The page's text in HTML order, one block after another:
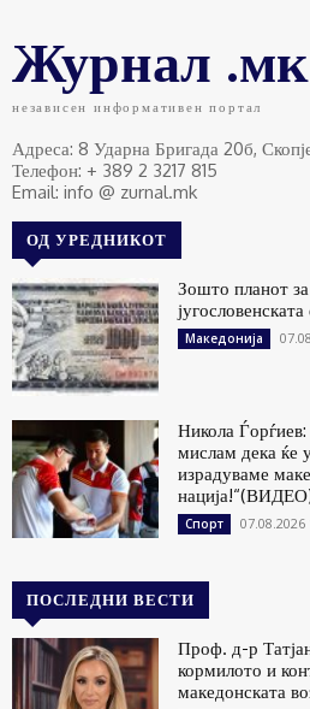
Журнал .мк
независен информативен портал
Адреса: 8 Ударна Бригада 20б,
Телефон: + 389 2 3217 815
Email: info @ zurnal.mk
ОД УРЕДНИКОТ
Зошто планот
Македонија
Никола
мислам дека ќе
израдуваме
Спорт 07.08.2026
ПОСЛЕДНИ ВЕСТИ
Проф. д-р
кормилото и
македонската